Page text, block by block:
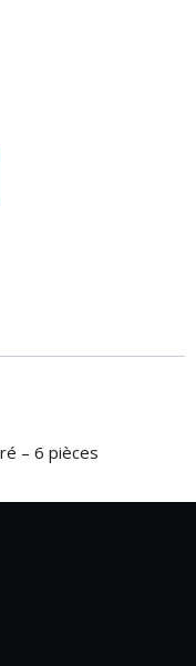
– 6 pièces